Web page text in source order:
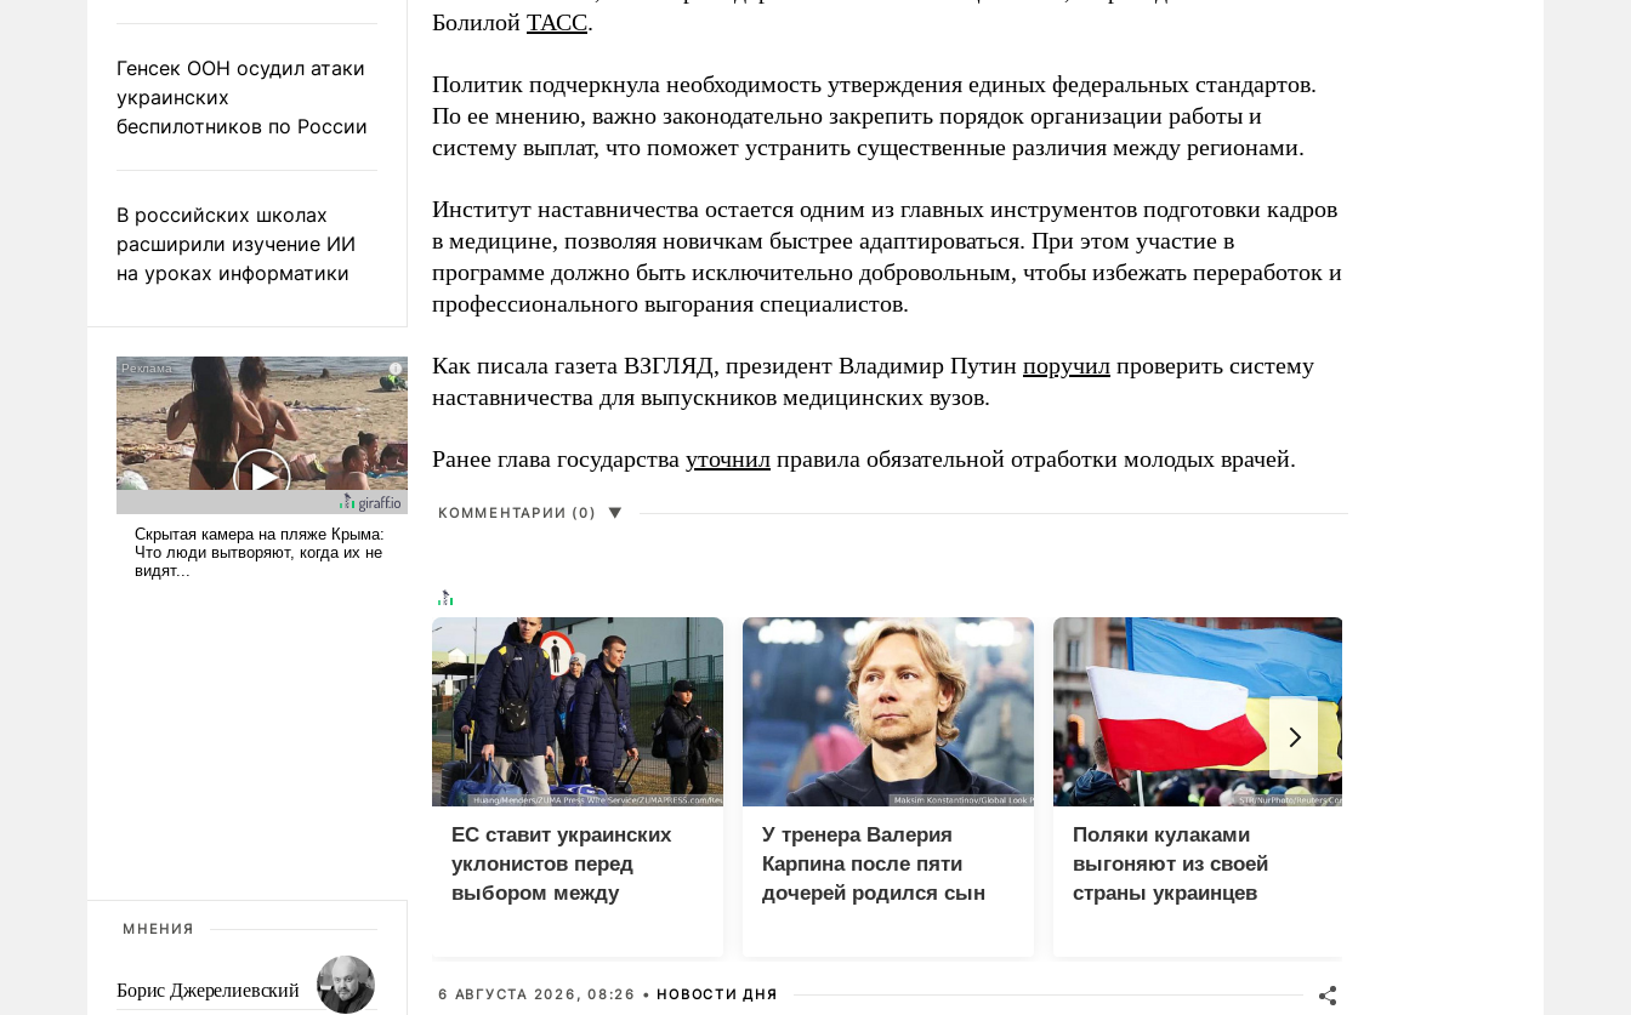
Генсек ООН осудил атаки
украинских
беспилотников по России
В российских школах
расширили изучение ИИ
на уроках информатики
МНЕНИЯ
Борис Джерелиевский
Болилой ТАСС.
Политик подчеркнула необходимость утверждения единых федеральных стандартов.
По ее мнению, важно законодательно закрепить порядок организации работы и
систему выплат, что поможет устранить существенные различия между регионами.
Институт наставничества остается одним из главных инструментов подготовки кадров
в медицине, позволяя новичкам быстрее адаптироваться. При этом участие в
программе должно быть исключительно добровольным, чтобы избежать переработок и
профессионального выгорания специалистов.
Как писала газета ВЗГЛЯД, президент Владимир Путин поручил проверить систему
наставничества для выпускников медицинских вузов.
Ранее глава государства уточнил правила обязательной отработки молодых врачей.
КОММЕНТАРИИ (0) ▼
ЕС ставит украинских
уклонистов перед
выбором между
У тренера Валерия
Карпина после пяти
дочерей родился сын
Поляки кулаками
выгоняют из своей
страны украинцев
6 АВГУСТА 2026, 08:26 • НОВОСТИ ДНЯ